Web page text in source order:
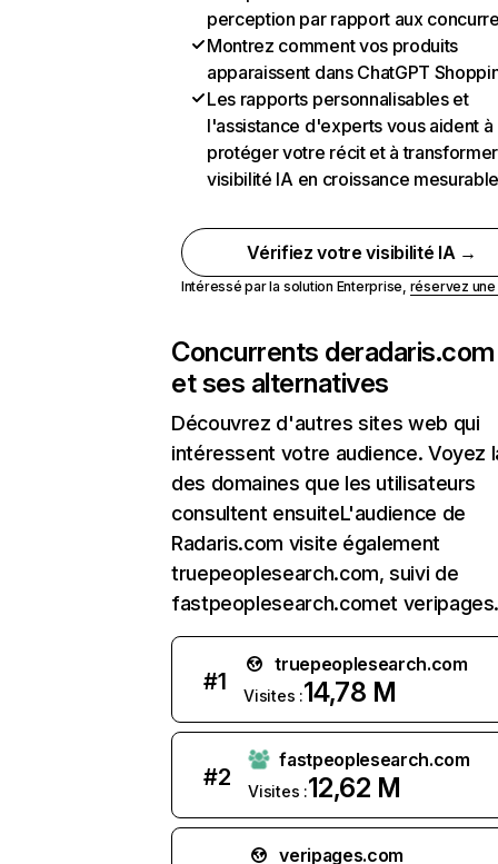
perception par rapport aux
Montrez comment vos produits
apparaissent dans ChatGPT
Les rapports personnalisables et
l'assistance d'experts vous aident à
protéger votre récit et à
visibilité IA en croissance
Vérifiez votre visibilité IA →
Intéressé par la solution Enterprise, réservez
Concurrents deradaris.com
et ses alternatives
Découvrez d'autres sites web qui
intéressent votre audience. Voyez
des domaines que les utilisateurs
consultent ensuiteL'audience de
Radaris.com visite également
truepeoplesearch.com, suivi de
fastpeoplesearch.comet
#1
truepeoplesearch.com
Visites :14,78 M
#2
fastpeoplesearch.com
Visites :12,62 M
veripages.com